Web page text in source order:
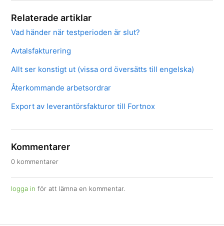
Relaterade artiklar
Vad händer när testperioden är slut?
Avtalsfakturering
Allt ser konstigt ut (vissa ord översätts till engelska)
Återkommande arbetsordrar
Export av leverantörsfakturor till Fortnox
Kommentarer
0 kommentarer
logga in för att lämna en kommentar.